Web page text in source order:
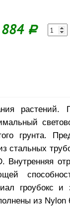
Р
растений.
грунта.
стальных
Внутренняя
гроубокс и
из Nylon